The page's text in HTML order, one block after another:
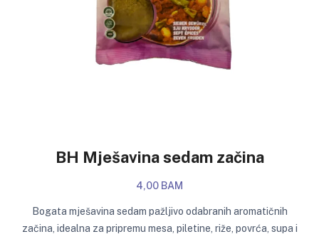
BH Mješavina sedam začina
4,00 BAM
Bogata mješavina sedam pažljivo odabranih aromatičnih
začina, idealna za pripremu mesa, piletine, riže, povrća, supa i